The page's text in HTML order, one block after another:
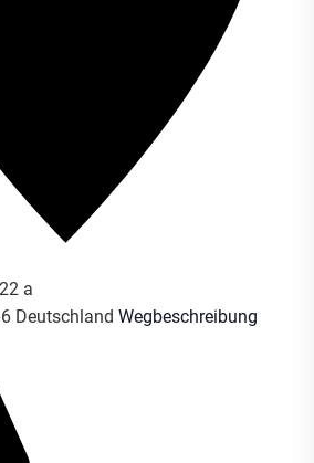
a
Deutschland Wegbeschreibung